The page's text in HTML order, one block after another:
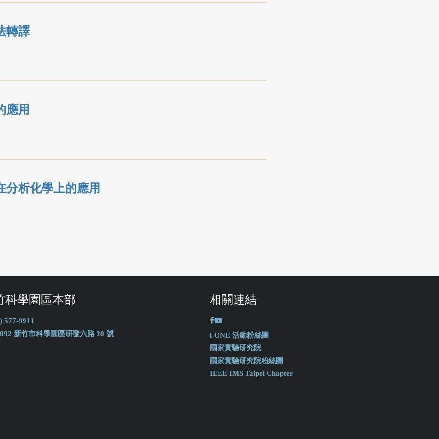
轉譯
應用
分析化學上的應用
科學園區本部
577-9911
新竹市科學園區研發六路 20 號
相關連結
i-ONE 活動粉絲團
國家實驗研究院
國家實驗研究院粉絲團
IEEE IMS Taipei Chapter